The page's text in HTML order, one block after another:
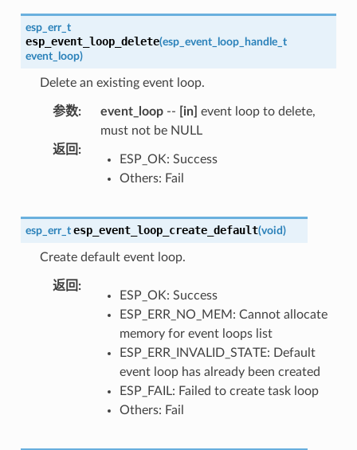
esp_err_t
esp_event_loop_delete(esp_event_loop_handle_t
event_loop)
Delete an existing event loop.
参数: event_loop-- [in] event loop to delete,
must not be NULL
返回 :
ESP_OK: Success
Others: Fail
esp_err_t esp_event_loop_create_default(void)
Create default event loop.
返回 :
ESP_OK: Success
ESP_ERR_NO_MEM: Cannot allocate
memory for event loops list
ESP_ERR_INVALID_STATE: Default
event loop has already been created
ESP_FAIL: Failed to create task loop
Others: Fail